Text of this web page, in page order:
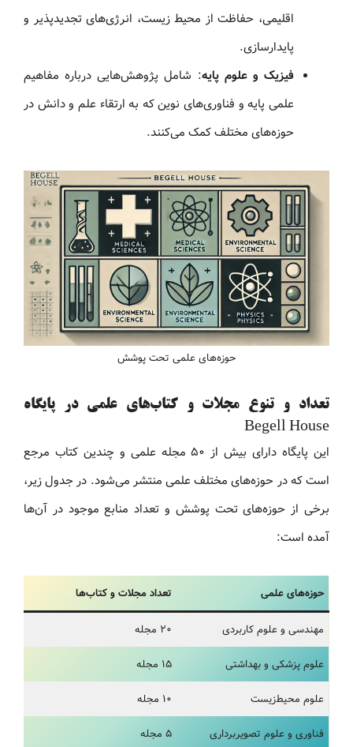
اقلیمی، حفاظت از محیط زیست، انرژی‌های تجدیدپذیر و
پایدارسازی.
فیزیک و علوم پایه: شامل پژوهش‌هایی درباره مفاهیم
علمی پایه و فناوری‌های نوین که به ارتقاء علم و دانش در
حوزه‌های مختلف کمک می‌کنند.
حوزه‌های علمی تحت پوشش
تعداد و تنوع مجلات و کتاب‌های علمی در پایگاه
Begell House
این پایگاه دارای بیش از ۵۰ مجله علمی و چندین کتاب مرجع
است که در حوزه‌های مختلف علمی منتشر می‌شود. در جدول زیر،
برخی از حوزه‌های تحت پوشش و تعداد منابع موجود در آن‌ها
آمده است:
حوزه‌های علمی تعداد مجلات و کتاب‌ها
مهندسی و علوم کاربردی ۲۰ مجله
علوم پزشکی و بهداشتی ۱۵ مجله
علوم محیط‌زیست ۱۰ مجله
فناوری و علوم تصویربرداری ۵ مجله